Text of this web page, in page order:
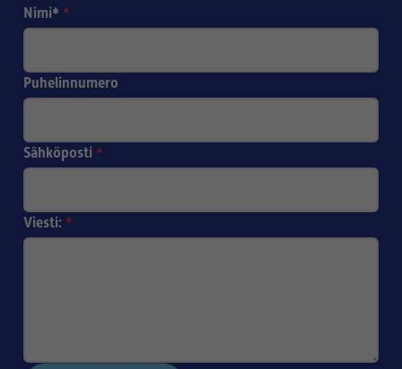
Nimi* *
Puhelinnumero
Sähköposti *
Viesti: *